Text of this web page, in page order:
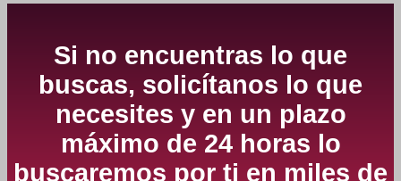
Si no encuentras lo que
buscas, solicítanos lo que
necesites y en un plazo
máximo de 24 horas lo
buscaremos por ti en miles de